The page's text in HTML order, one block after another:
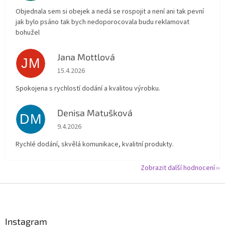
Objednala sem si obejek a nedá se rospojit a není ani tak pevní
jak bylo psáno tak bych nedoporocovala budu reklamovat
bohužel
JM Jana Mottlová
Hodnocení obchodu je 5 z 5 hvězdiček.
15.4.2026
Spokojena s rychlostí dodání a kvalitou výrobku.
DM Denisa Matušková
Hodnocení obchodu je 5 z 5 hvězdiček.
9.4.2026
Rychlé dodání, skvělá komunikace, kvalitní produkty.
Zobrazit další hodnocení
Instagram